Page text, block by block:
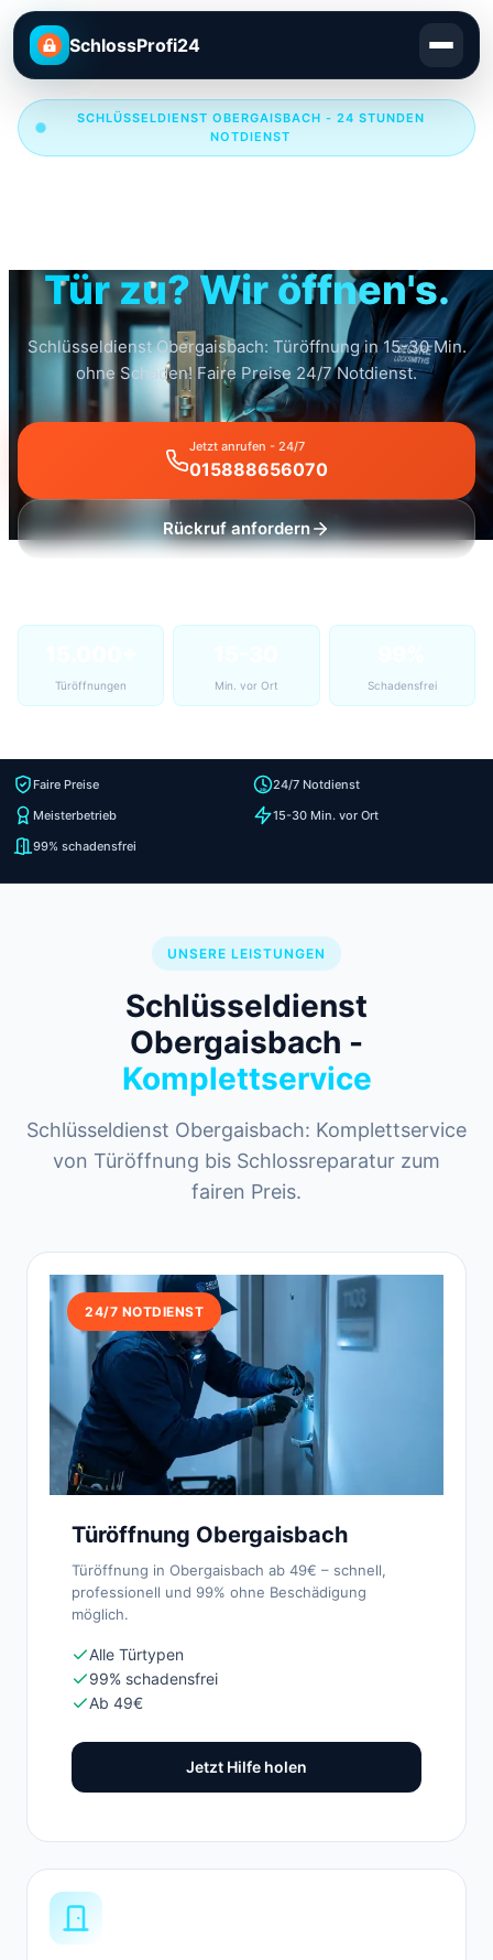
SchlossProfi24
SCHLÜSSELDIENST OBERGAISBACH - 24 STUNDEN
NOTDIENST
Tür zu? Wir öffnen's.
Schlüsseldienst Obergaisbach: Türöffnung in 15-30 Min.
ohne Schäden! Faire Preise 24/7 Notdienst.
Jetzt anrufen - 24/7
015888656070
Rückruf anfordern
Türöffnungen Min. vor Ort Schadensfrei
Faire Preise
24/7 Notdienst
Meisterbetrieb
15-30 Min. vor Ort
99% schadensfrei
UNSERE LEISTUNGEN
Schlüsseldienst
Obergaisbach -
Komplettservice
Schlüsseldienst Obergaisbach: Komplettservice
von Türöffnung bis Schlossreparatur zum
fairen Preis.
24/7 NOTDIENST
Türöffnung Obergaisbach
Türöffnung in Obergaisbach ab 49€ – schnell,
professionell und 99% ohne Beschädigung
möglich.
Alle Türtypen
99% schadensfrei
Ab 49€
Jetzt Hilfe holen